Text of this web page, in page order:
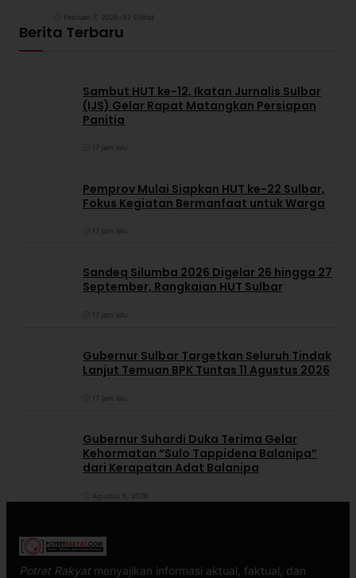
Februari 7, 2026 97 Dilihat
Berita Terbaru
Sambut HUT ke-12, Ikatan Jurnalis Sulbar
(IJS) Gelar Rapat Matangkan Persiapan
Panitia
17 jam lalu
Pemprov Mulai Siapkan HUT ke-22 Sulbar,
Fokus Kegiatan Bermanfaat untuk Warga
17 jam lalu
Sandeq Silumba 2026 Digelar 26 hingga 27
September, Rangkaian HUT Sulbar
17 jam lalu
Gubernur Sulbar Targetkan Seluruh Tindak
Lanjut Temuan BPK Tuntas 11 Agustus 2026
17 jam lalu
Gubernur Suhardi Duka Terima Gelar
Kehormatan “Sulo Tappidena Balanipa”
dari Kerapatan Adat Balanipa
Agustus 5, 2026
Potret Rakyatmenyajikan informasi aktual, faktual, dan